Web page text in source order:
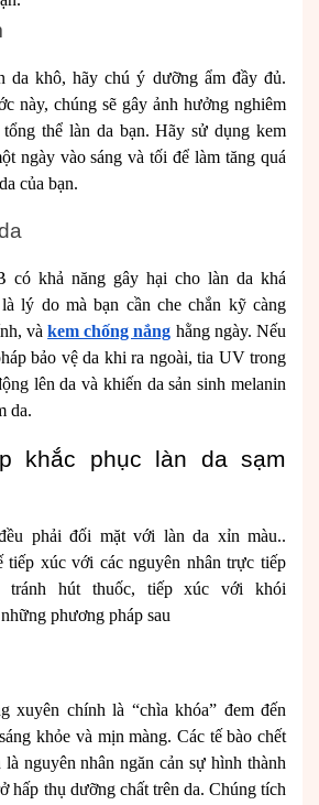
da khô, hãy chú ý dưỡng ẩm đầy đủ.
này, chúng sẽ gây ảnh hưởng nghiêm
thể làn da bạn. Hãy sử dụng kem
ngày vào sáng và tối để làm tăng quá
của bạn.
có khả năng gây hại cho làn da khá
lý do mà bạn cần che chắn kỹ càng
vàkem chống nắng hằng ngày. Nếu
bảo vệ da khi ra ngoài, tia UV trong
lên da và khiến da sản sinh melanin
da.
khắc phục làn da sạm
phải đối mặt với làn da xỉn màu..
tiếp xúc với các nguyên nhân trực tiếp
tránh hút thuốc, tiếp xúc với khói
phương pháp sau
xuyên chính là “chìa khóa” đem đến
khỏe và mịn màng. Các tế bào chết
nguyên nhân ngăn cản sự hình thành
hấp thụ dưỡng chất trên da. Chúng tích